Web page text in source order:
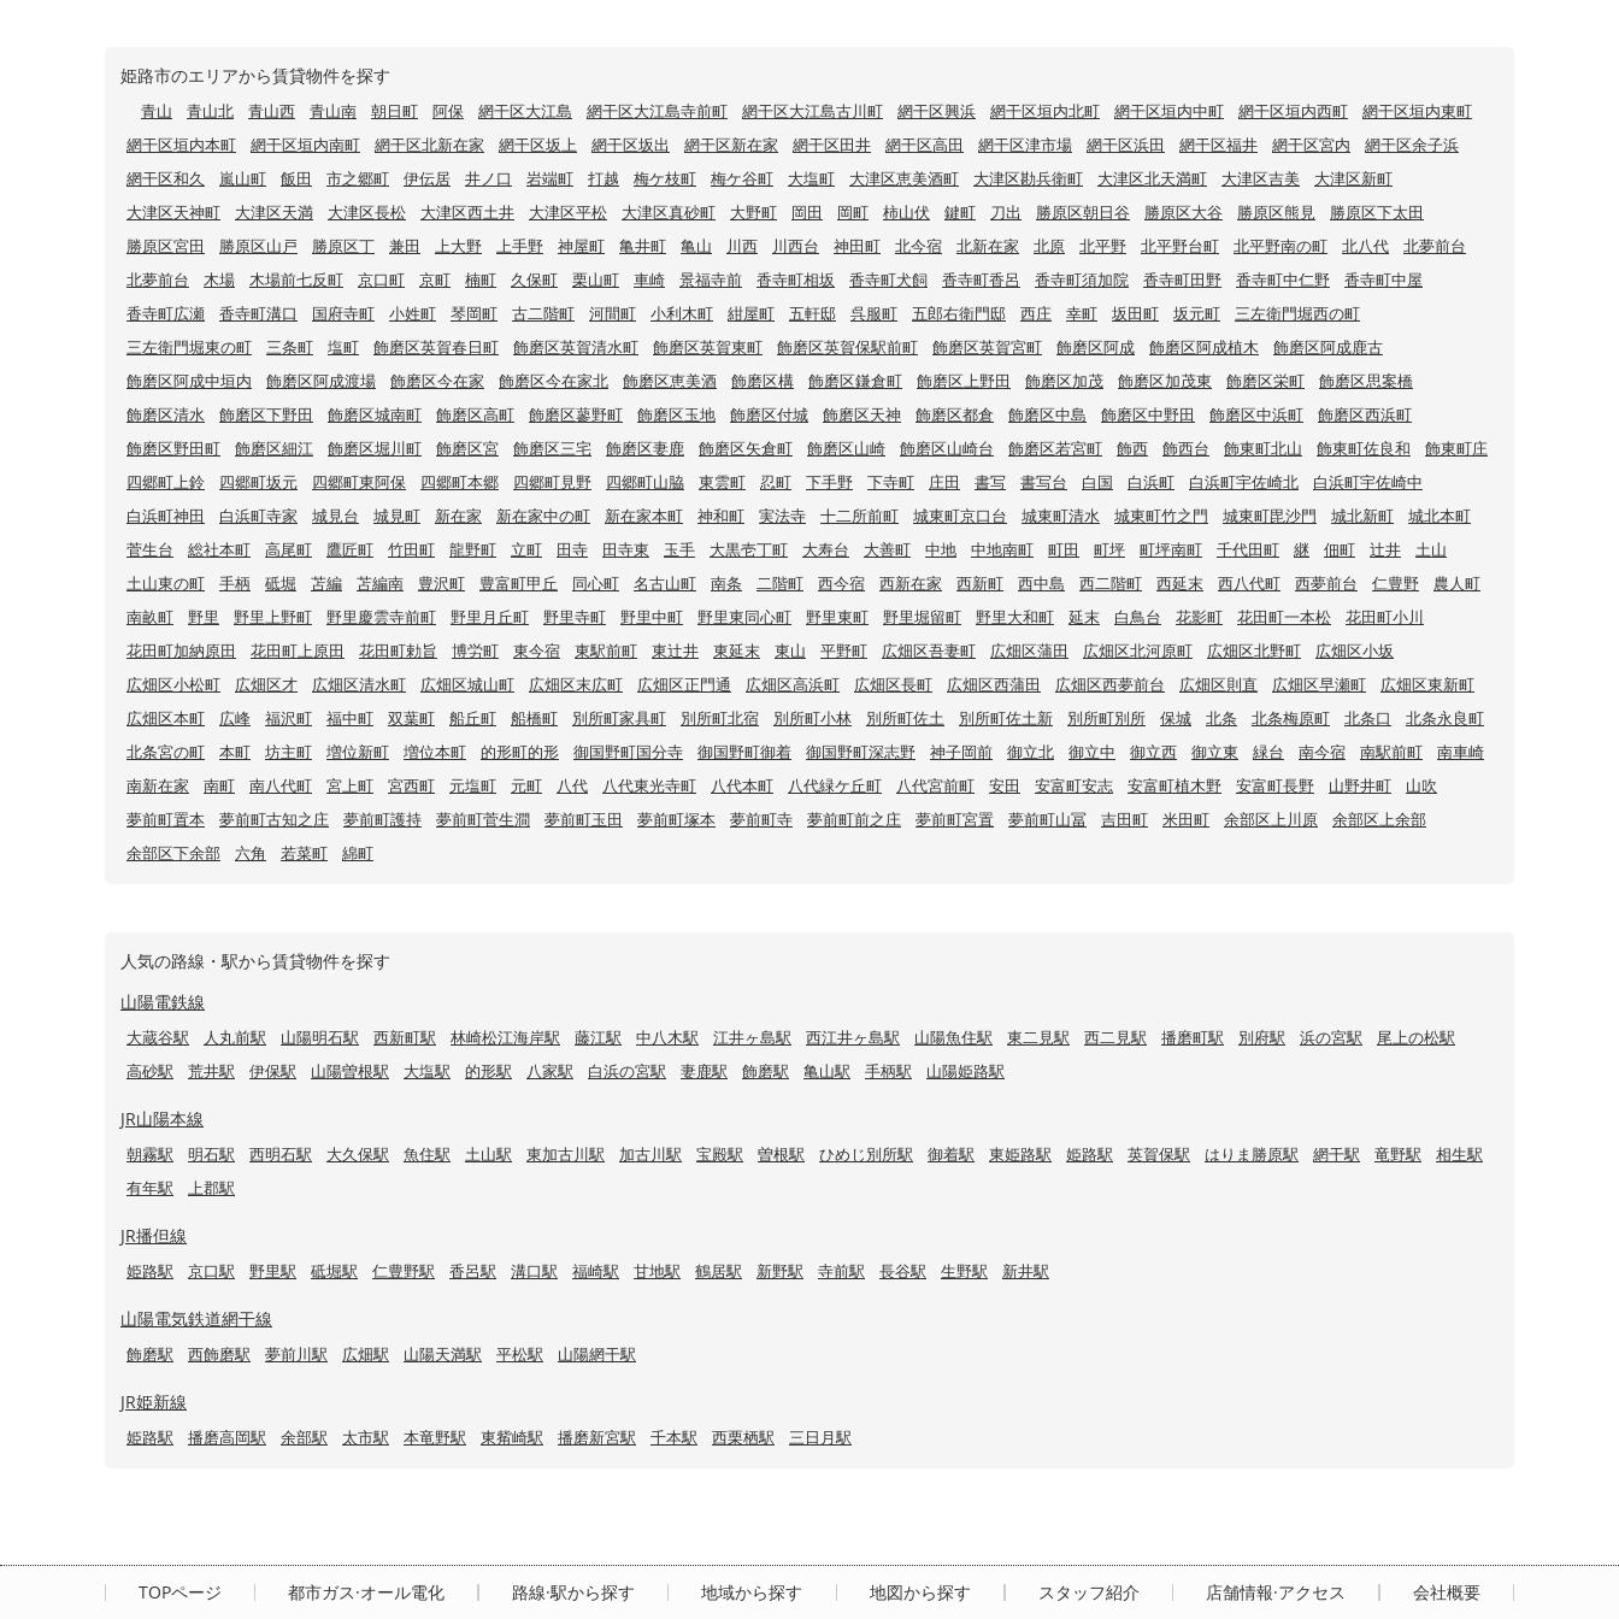
姫路市のエリアから賃貸物件を探す
青山 青山北 青山西 青山南 朝日町 阿保 網干区大江島 網干区大江島寺前町 網干区大江島古川町 網干区興浜 網干区垣内北町 網干区垣内中町 網干区垣内西町
網干区垣内東町
網干区垣内本町
網干区垣内南町 網干区北新在家 網干区坂上 網干区坂出 網干区新在家 網干区田井 網干区高田 網干区津市場 網干区浜田 網干区福井 網干区宮内
網干区余子浜
網干区和久
嵐山町 飯田 市之郷町 伊伝居 井ノ口 岩端町 打越 梅ケ枝町 梅ケ谷町 大塩町 大津区恵美酒町 大津区勘兵衛町 大津区北天満町 大津区吉美
大津区新町
大津区天神町
大津区天満 大津区長松 大津区西土井 大津区平松 大津区真砂町 大野町 岡田 岡町 柿山伏 鍵町 刀出 勝原区朝日谷 勝原区大谷 勝原区熊見
勝原区下太田
勝原区宮田
勝原区山戸 勝原区丁 兼田 上大野 上手野 神屋町 亀井町 亀山 川西 川西台 神田町 北今宿 北新在家 北原 北平野 北平野台町 北平野南の町 北八代
北夢前台
北夢前台
木場 木場前七反町 京口町 京町 楠町 久保町 栗山町 車崎 景福寺前 香寺町相坂 香寺町犬飼 香寺町香呂 香寺町須加院 香寺町田野 香寺町中仁野
香寺町中屋
香寺町広瀬
香寺町溝口 国府寺町 小姓町 琴岡町 古二階町 河間町 小利木町 紺屋町 五軒邸 呉服町 五郎右衛門邸 西庄 幸町 坂田町 坂元町
三左衛門堀西の町
三左衛門堀東の町
三条町 塩町 飾磨区英賀春日町 飾磨区英賀清水町 飾磨区英賀東町 飾磨区英賀保駅前町 飾磨区英賀宮町 飾磨区阿成 飾磨区阿成植木
飾磨区阿成鹿古
飾磨区阿成中垣内
飾磨区阿成渡場 飾磨区今在家 飾磨区今在家北 飾磨区恵美酒 飾磨区構 飾磨区鎌倉町 飾磨区上野田 飾磨区加茂 飾磨区加茂東 飾磨区栄町
飾磨区思案橋
飾磨区清水
飾磨区下野田 飾磨区城南町 飾磨区高町 飾磨区蓼野町 飾磨区玉地 飾磨区付城 飾磨区天神 飾磨区都倉 飾磨区中島 飾磨区中野田 飾磨区中浜町
飾磨区西浜町
飾磨区野田町
飾磨区細江 飾磨区堀川町 飾磨区宮 飾磨区三宅 飾磨区妻鹿 飾磨区矢倉町 飾磨区山崎 飾磨区山崎台 飾磨区若宮町 飾西 飾西台 飾東町北山 飾東町佐良和
飾東町庄
四郷町上鈴
四郷町坂元 四郷町東阿保 四郷町本郷 四郷町見野 四郷町山脇 東雲町 忍町 下手野 下寺町 庄田 書写 書写台 白国 白浜町 白浜町宇佐崎北
白浜町宇佐崎中
白浜町神田
白浜町寺家 城見台 城見町 新在家 新在家中の町 新在家本町 神和町 実法寺 十二所前町 城東町京口台 城東町清水 城東町竹之門 城東町毘沙門 城北新町
城北本町
菅生台
総社本町 高尾町 鷹匠町 竹田町 龍野町 立町 田寺 田寺東 玉手 大黒壱丁町 大寿台 大善町 中地 中地南町 町田 町坪 町坪南町 千代田町 継 佃町 辻井
土山
土山東の町
手柄 砥堀 苫編 苫編南 豊沢町 豊富町甲丘 同心町 名古山町 南条 二階町 西今宿 西新在家 西新町 西中島 西二階町 西延末 西八代町 西夢前台 仁豊野
農人町
南畝町
野里 野里上野町 野里慶雲寺前町 野里月丘町 野里寺町 野里中町 野里東同心町 野里東町 野里堀留町 野里大和町 延末 白鳥台 花影町 花田町一本松
花田町小川
花田町加納原田
花田町上原田 花田町勅旨 博労町 東今宿 東駅前町 東辻井 東延末 東山 平野町 広畑区吾妻町 広畑区蒲田 広畑区北河原町 広畑区北野町
広畑区小坂
広畑区小松町
広畑区才 広畑区清水町 広畑区城山町 広畑区末広町 広畑区正門通 広畑区高浜町 広畑区長町 広畑区西蒲田 広畑区西夢前台 広畑区則直 広畑区早瀬町
広畑区東新町
広畑区本町
広峰 福沢町 福中町 双葉町 船丘町 船橋町 別所町家具町 別所町北宿 別所町小林 別所町佐土 別所町佐土新 別所町別所 保城 北条 北条梅原町 北条口
北条永良町
北条宮の町
本町 坊主町 増位新町 増位本町 的形町的形 御国野町国分寺 御国野町御着 御国野町深志野 神子岡前 御立北 御立中 御立西 御立東 緑台 南今宿 南駅前町
南車崎
南新在家
南町 南八代町 宮上町 宮西町 元塩町 元町 八代 八代東光寺町 八代本町 八代緑ケ丘町 八代宮前町 安田 安富町安志 安富町植木野 安富町長野 山野井町
山吹
夢前町置本
夢前町古知之庄 夢前町護持 夢前町菅生澗 夢前町玉田 夢前町塚本 夢前町寺 夢前町前之庄 夢前町宮置 夢前町山冨 吉田町 米田町 余部区上川原
余部区上余部
余部区下余部
六角 若菜町 綿町
人気の路線・駅から賃貸物件を探す
山陽電鉄線
大蔵谷駅 人丸前駅 山陽明石駅 西新町駅 林崎松江海岸駅 藤江駅 中八木駅 江井ヶ島駅 西江井ヶ島駅 山陽魚住駅 東二見駅 西二見駅 播磨町駅 別府駅 浜の宮駅
尾上の松駅
高砂駅
荒井駅 伊保駅 山陽曽根駅 大塩駅 的形駅 八家駅 白浜の宮駅 妻鹿駅 飾磨駅 亀山駅 手柄駅 山陽姫路駅
JR山陽本線
朝霧駅 明石駅 西明石駅 大久保駅 魚住駅 土山駅 東加古川駅 加古川駅 宝殿駅 曽根駅 ひめじ別所駅 御着駅 東姫路駅 姫路駅 英賀保駅 はりま勝原駅 網干駅 竜野駅
相生駅
有年駅
上郡駅
JR播但線
姫路駅 京口駅 野里駅 砥堀駅 仁豊野駅 香呂駅 溝口駅 福崎駅 甘地駅 鶴居駅 新野駅 寺前駅 長谷駅 生野駅 新井駅
山陽電気鉄道網干線
飾磨駅 西飾磨駅 夢前川駅 広畑駅 山陽天満駅 平松駅 山陽網干駅
JR姫新線
姫路駅 播磨高岡駅 余部駅 太市駅 本竜野駅 東觜崎駅 播磨新宮駅 千本駅 西栗栖駅 三日月駅
TOPページ 都市ガス·オール電化 路線·駅から探す 地域から探す 地図から探す スタッフ紹介 店舗情報·アクセス 会社概要